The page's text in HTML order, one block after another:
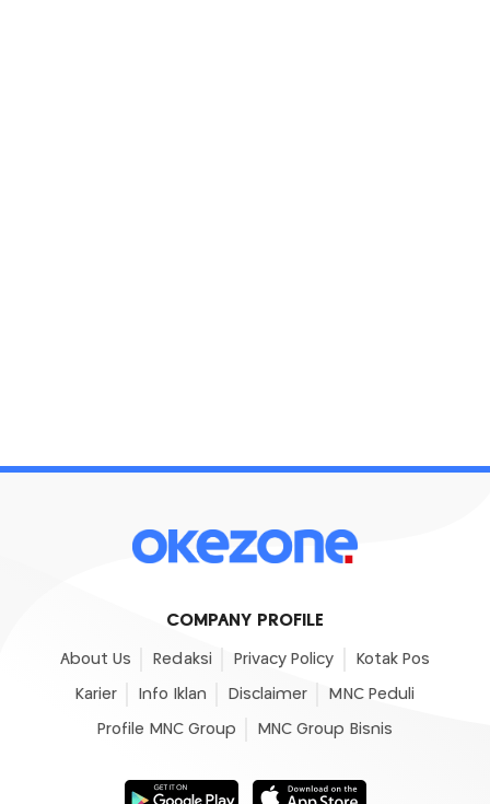
COMPANY PROFILE
About Us Redaksi Privacy Policy Kotak Pos
Karier Info Iklan Disclaimer MNC Peduli
Profile MNC Group MNC Group Bisnis